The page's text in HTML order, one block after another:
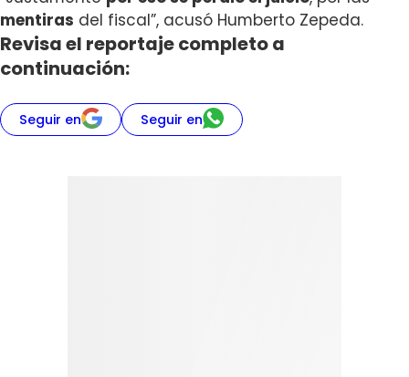
mentiras del fiscal”, acusó Humberto Zepeda.
Revisa el reportaje completo a
continuación:
Seguir en Seguir en